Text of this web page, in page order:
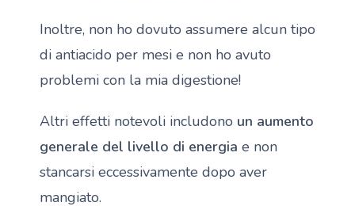
Inoltre, non ho dovuto assumere alcun tipo
di antiacido per mesi e non ho avuto
problemi con la mia digestione!
Altri effetti notevoli includono un aumento
generale del livello di energia e non
stancarsi eccessivamente dopo aver
mangiato.